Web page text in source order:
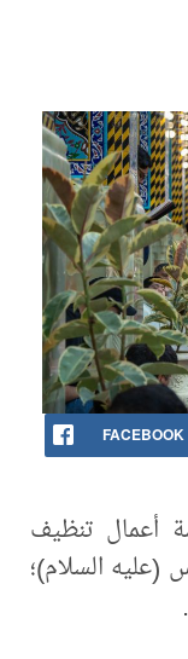
FACEBOOK
أعمال تنظيف
السلام)؛